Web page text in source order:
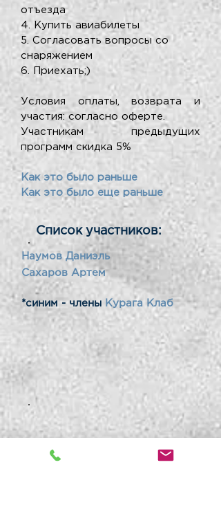
отъезда
4. Купить авиабилеты
5. Согласовать вопросы со
снаряжением
6.
Приехать;)
Условия оплаты, возврата и
участия: согласно оферте
Участникам предыдущих
программ скидка 5%
Как это было раньше
Как это было еще раньше
Список участников:
Наумов Даниэль
Сахаров Артем
*синим - члены Курага Клаб